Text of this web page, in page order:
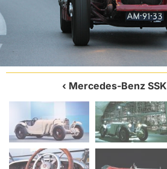
Mercedes-Benz SSK